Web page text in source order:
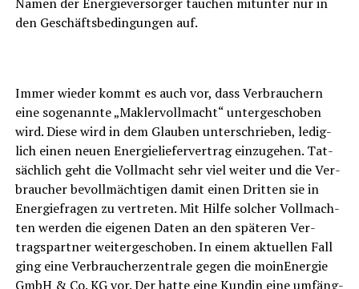
den Geschäfts­be­din­gun­gen auf.
Immer wie­der kommt es auch vor, dass Ver­brau­chern
eine soge­nann­te „Mak­ler­voll­macht“ unter­ge­scho­ben
wird. Die­se wird in dem Glau­ben unter­schrie­ben, ledig­
lich einen neu­en Ener­gie­lie­fer­ver­trag ein­zu­ge­hen. Tat­
säch­lich geht die Voll­macht sehr viel wei­ter und die Ver­
brau­cher bevoll­mäch­ti­gen damit einen Drit­ten sie in
Ener­gie­fra­gen zu ver­tre­ten. Mit Hil­fe sol­cher Voll­mach­
ten wer­den die eige­nen Daten an den spä­te­ren Ver­
trags­part­ner wei­ter­ge­scho­ben. In einem aktu­el­len Fall
ging eine Ver­brau­cher­zen­tra­le gegen die moin­Ener­gie
GmbH & Co. KG vor. Der hat­te eine Kun­din eine umfäng­